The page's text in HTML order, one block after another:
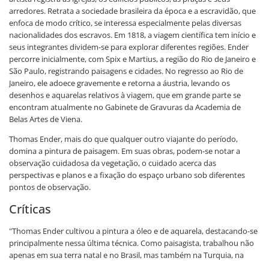
arredores. Retrata a sociedade brasileira da época e a escravidão, que
enfoca de modo crítico, se interessa especialmente pelas diversas
nacionalidades dos escravos. Em 1818, a viagem científica tem início e
seus integrantes dividem-se para explorar diferentes regiões. Ender
percorre inicialmente, com Spix e Martius, a região do Rio de Janeiro e
São Paulo, registrando paisagens e cidades. No regresso ao Rio de
Janeiro, ele adoece gravemente e retorna a áustria, levando os
desenhos e aquarelas relativos à viagem, que em grande parte se
encontram atualmente no Gabinete de Gravuras da Academia de
Belas Artes de Viena.
Thomas Ender, mais do que qualquer outro viajante do período,
domina a pintura de paisagem. Em suas obras, podem-se notar a
observação cuidadosa da vegetação, o cuidado acerca das
perspectivas e planos e a fixação do espaço urbano sob diferentes
pontos de observação.
Críticas
"Thomas Ender cultivou a pintura a óleo e de aquarela, destacando-se
principalmente nessa última técnica. Como paisagista, trabalhou não
apenas em sua terra natal e no Brasil, mas também na Turquia, na